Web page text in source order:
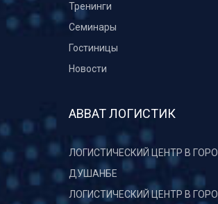
Тренинги
Семинары
Гостиницы
Новости
АВВАТ ЛОГИСТИК
ЛОГИСТИЧЕСКИЙ ЦЕНТР В
ДУШАНБЕ
ЛОГИСТИЧЕСКИЙ ЦЕНТР В